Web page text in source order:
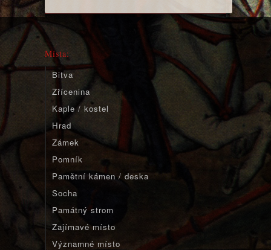
Místa:
Bitva
Zřícenina
Kaple / kostel
Hrad
Zámek
Pomník
Pamětní kámen / deska
Socha
Památný strom
Zajímavé místo
Významné místo